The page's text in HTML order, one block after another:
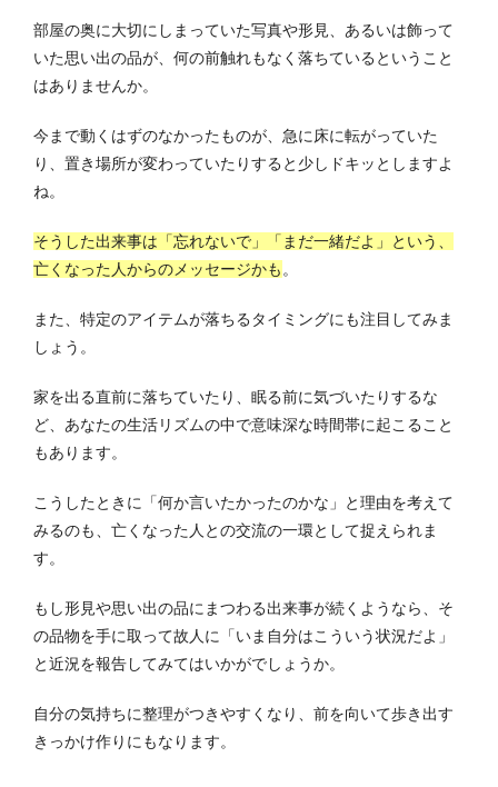
部屋の奥に大切にしまっていた写真や形見、あるいは飾って
いた思い出の品が、何の前触れもなく落ちているということ
はありませんか。
今まで動くはずのなかったものが、急に床に転がっていた
り、置き場所が変わっていたりすると少しドキッとしますよ
ね。
そうした出来事は「忘れないで」「まだ一緒だよ」という、
亡くなった人からのメッセージかも 。
また、特定のアイテムが落ちるタイミングにも注目してみま
しょう。
家を出る直前に落ちていたり、眠る前に気づいたりするな
ど、あなたの生活リズムの中で意味深な時間帯に起こること
もあります。
こうしたときに「何か言いたかったのかな」と理由を考えて
みるのも、亡くなった人との交流の一環として捉えられま
す。
もし形見や思い出の品にまつわる出来事が続くようなら、そ
の品物を手に取って故人に「いま自分はこういう状況だよ」
と近況を報告してみてはいかがでしょうか。
自分の気持ちに整理がつきやすくなり、前を向いて歩き出す
きっかけ作りにもなります。